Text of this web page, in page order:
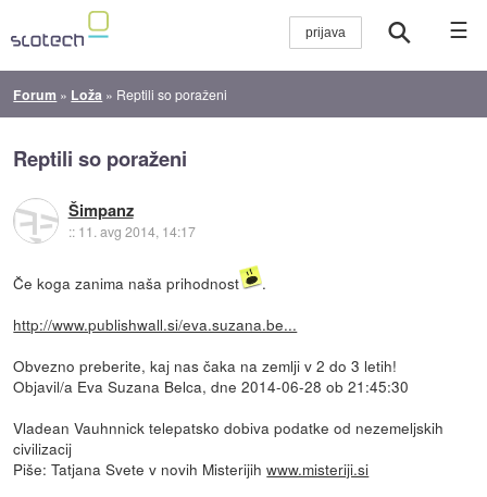
☰
Forum » Loža » Reptili so poraženi
Reptili so poraženi
Šimpanz
:: 11. avg 2014, 14:17
Če koga zanima naša prihodnost
.
http://www.publishwall.si/eva.suzana.be...
Obvezno preberite, kaj nas čaka na zemlji v 2 do 3 letih!
Objavil/a Eva Suzana Belca, dne 2014-06-28 ob 21:45:30
Vladean Vauhnnick telepatsko dobiva podatke od nezemeljskih
civilizacij
Piše: Tatjana Svete v novih Misterijihwww.misteriji.si